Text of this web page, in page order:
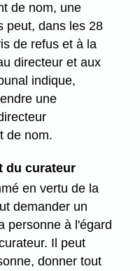
de nom, une
peut, dans les 28
de refus et à la
directeur et aux
indique,
une
de nom.
du curateur
en vertu de la
demander un
personne à l'égard
Il peut
donner tout